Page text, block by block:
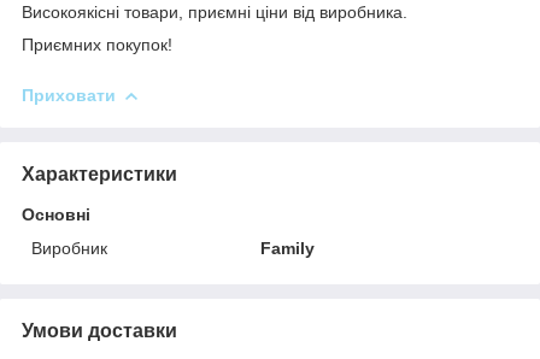
Високоякісні товари, приємні ціни від виробника.
Приємних покупок!
Приховати
Характеристики
Основні
Виробник
Family
Умови доставки